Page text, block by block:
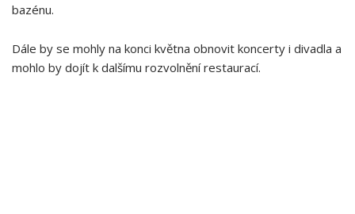
bazénu.
Dále by se mohly na konci května obnovit koncerty i divadla a
mohlo by dojít k dalšímu rozvolnění restaurací.